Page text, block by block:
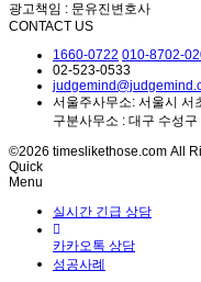
광고책임 : 문유진변호사
CONTACT US
1660-0722 010-8702-
02-523-0533
서울주사무소: 서울시 서
구분사무소 : 대구 수성
©2026 timeslikethose.com All
Quick
Menu
실시간 긴급 상담
카카오톡 상담
성공사례